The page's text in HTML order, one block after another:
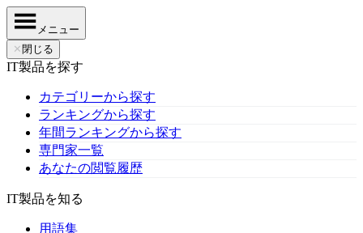
メニュー
✕ 閉じる
IT製品を探す
カテゴリーから探す
ランキングから探す
年間ランキングから探す
専門家一覧
あなたの閲覧履歴
IT製品を知る
用語集